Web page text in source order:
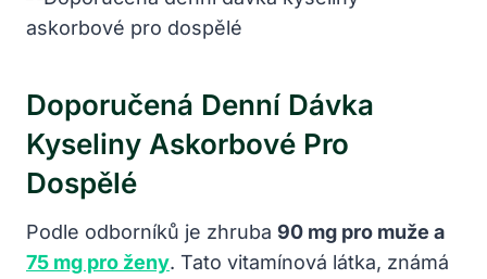
Doporučená Denní Dávka
Kyseliny Askorbové Pro
Dospělé
Podle odborníků je zhruba 90 mg pro muže a
75 mg pro ženy. Tato vitamínová látka, známá